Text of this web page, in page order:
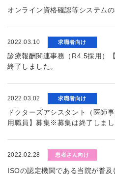
オンライン資格確認等システム
2022.03.10 求職者向け
診療報酬関連事務（R4.5採用）
終了しました。
2022.03.02 求職者向け
ドクターズアシスタント（医師
用職員】募集※募集は終了しまし
2022.02.28 患者さん向け
ISOの認定機関である当院が普